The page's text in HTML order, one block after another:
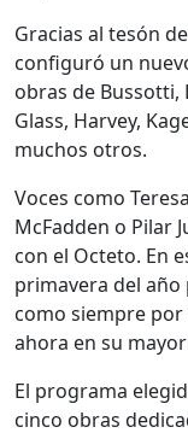
Gracias al tesón
configuró un
obras de Bussotti,
Glass, Harvey,
muchos otros.
Voces como
McFadden o Pilar
con el Octeto. En
primavera del
como siempre por
ahora en su
El programa
cinco obras